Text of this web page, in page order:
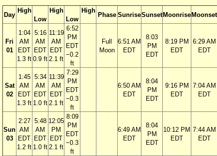
Day
High
Low
High
Low
High
Phase SunriseSunset Moonrise Moonset
Fri
01
1:04
AM
EDT
1.3 ft
5:16
AM
EDT
0.9 ft
11:19
AM
EDT
2.1 ft
6:52
PM
EDT
−0.2
ft
Full
Moon
6:51 AM
EDT
8:03
PM
EDT
8:19 PM
EDT
6:29 AM
EDT
Sat
02
1:45
AM
EDT
1.3 ft
5:34
AM
EDT
1.0 ft
11:39
AM
EDT
2.1 ft
7:29
PM
EDT
−0.3
ft
6:50 AM
EDT
8:04
PM
EDT
9:16 PM
EDT
7:04 AM
EDT
Sun
03
2:27
AM
EDT
1.2 ft
5:48
AM
EDT
1.0 ft
12:05
PM
EDT
2.1 ft
8:09
PM
EDT
−0.3
ft
6:49 AM
EDT
8:04
PM
EDT
10:12 PM
EDT
7:44 AM
EDT